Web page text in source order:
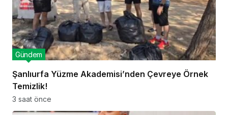
Şanlıurfa Yüzme Akademisi’nden Çevreye Örnek
Temizlik!
Gündem
3 saat önce